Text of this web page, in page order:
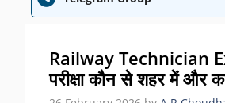
Railway Technician
परीक्षा कौन से शहर में और